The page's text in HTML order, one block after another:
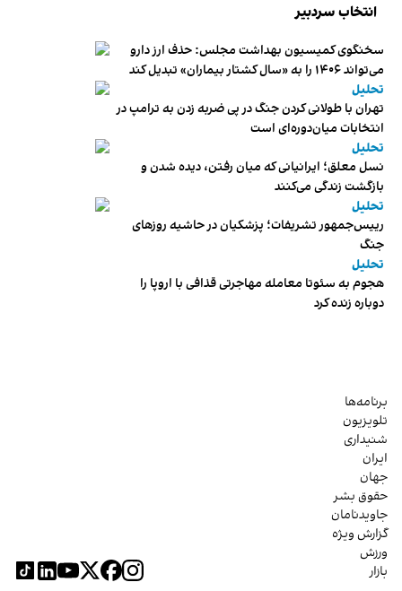
انتخاب سردبیر
سخنگوی کمیسیون بهداشت مجلس: حذف ارز دارو
می‌تواند ۱۴۰۶ را به «سال کشتار بیماران» تبدیل کند
تحلیل
تهران با طولانی کردن جنگ در پی ضربه زدن به ترامپ در
انتخابات میان‌دوره‌ای است
تحلیل
نسل معلق؛ ایرانیانی که میان رفتن، دیده شدن و
بازگشت زندگی می‌کنند
تحلیل
رییس‌جمهور تشریفات؛ پزشکیان در حاشیه روزهای
جنگ
تحلیل
هجوم به سئوتا معامله مهاجرتی قذافی با اروپا را
دوباره زنده کرد
برنامه‌ها
تلویزیون
شنیداری
ایران
جهان
حقوق بشر
جاویدنامان
گزارش ویژه
ورزش
بازار